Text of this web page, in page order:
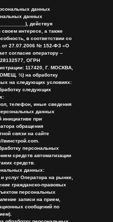
данных
данных
действуя
интересе, а также
в соответствии со
от 27.07.2006 № 152-ФЗ «О
согласие оператору –
ОГРН
117420, Г. МОСКВА,
½) на обработку
на следующих условиях:
следующих
телефон, иные сведения
данных
инициативе при
обращения
связи на сайте
винстрой.com.
персональных
средств автоматизации
средств.
данных:
услуг Оператора на рынке,
гражданско-правовых
персональных
записи на прием,
сообщений по